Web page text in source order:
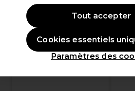
OFFRE
Paramètres des
Cookies essentiels
Tout accepter